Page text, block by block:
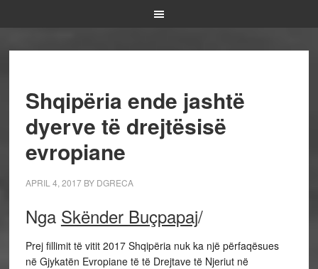
Shqipëria ende jashtë
dyerve të drejtësisë
evropiane
APRIL 4, 2017BY DGRECA
Nga Skënder Buçpapaj/
Prej fillimit të vitit 2017 Shqipëria nuk ka një përfaqësues
në Gjykatën Evropiane të të Drejtave të Njeriut në